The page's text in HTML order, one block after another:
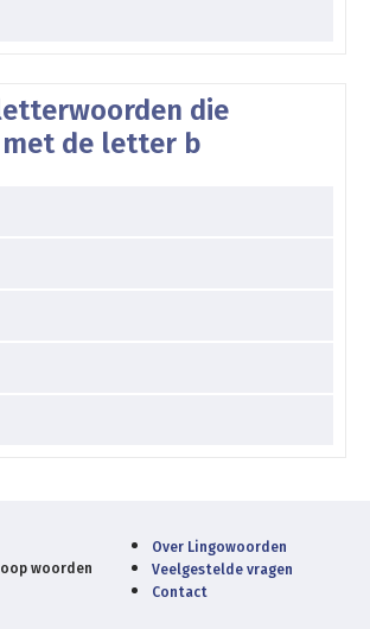
die
de letter b
woorden
Over Lingowoorden
Veelgestelde vragen
Contact